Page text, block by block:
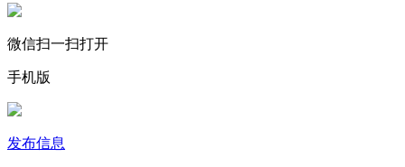
微信扫一扫打开
手机版
发布信息